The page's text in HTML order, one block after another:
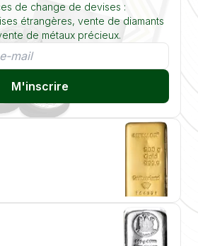
de change de devises :
étrangères, vente de diamants
de métaux précieux.
M'inscrire